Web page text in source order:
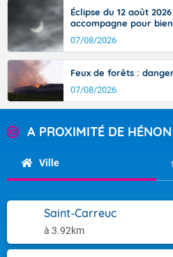
Éclipse du 12 août
accompagne pour
07/08/2026
Feux de forêts :
07/08/2026
A PROXIMITÉ DE HÉNON
Ville
Saint-Carreuc
à 3.92km